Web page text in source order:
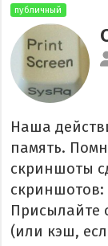
публичный
Наша
память.
скриншоты
скриншотов:
Присылайте
(или кэш,